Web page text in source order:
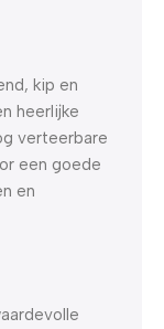
kip en
heerlijke
verteerbare
een goede
en